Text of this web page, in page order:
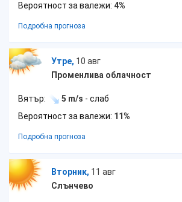
Вероятност за валежи: 4%
Подробна прогноза
Утре, 10 авг
Променлива облачност
Вятър: 5 m/s - слаб
Вероятност за валежи: 11%
Подробна прогноза
Вторник, 11 авг
Слънчево